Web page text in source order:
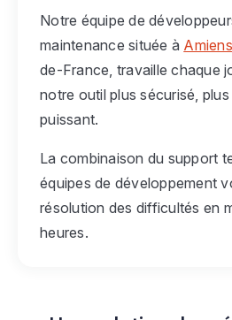
Notre équipe de
maintenance située à Amiens
de-France, travaille chaque
notre outil plus sécurisé,
puissant.
La combinaison du support
équipes de développement
résolution des difficultés en
heures.